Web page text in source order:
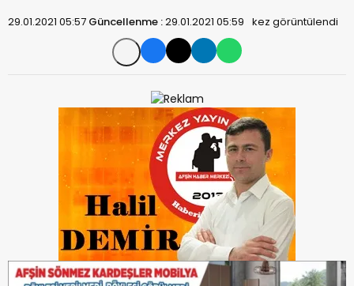
29.01.2021 05:57 Güncellenme :29.01.2021 05:59 kez görüntülendi